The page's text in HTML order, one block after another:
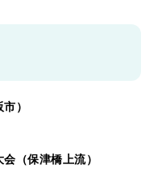
）
（保津橋上流）